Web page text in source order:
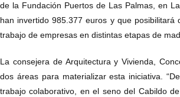
de la Fundación Puertos de Las Palmas, en
han invertido 985.377 euros y que
trabajo de empresas en distintas etapas de
La consejera de Arquitectura y Vivienda,
dos áreas para materializar esta iniciativa.
trabajo colaborativo, en el seno del Cabildo